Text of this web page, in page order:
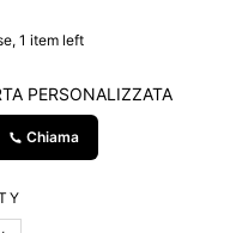
1 item left
PERSONALIZZATA
Chiama